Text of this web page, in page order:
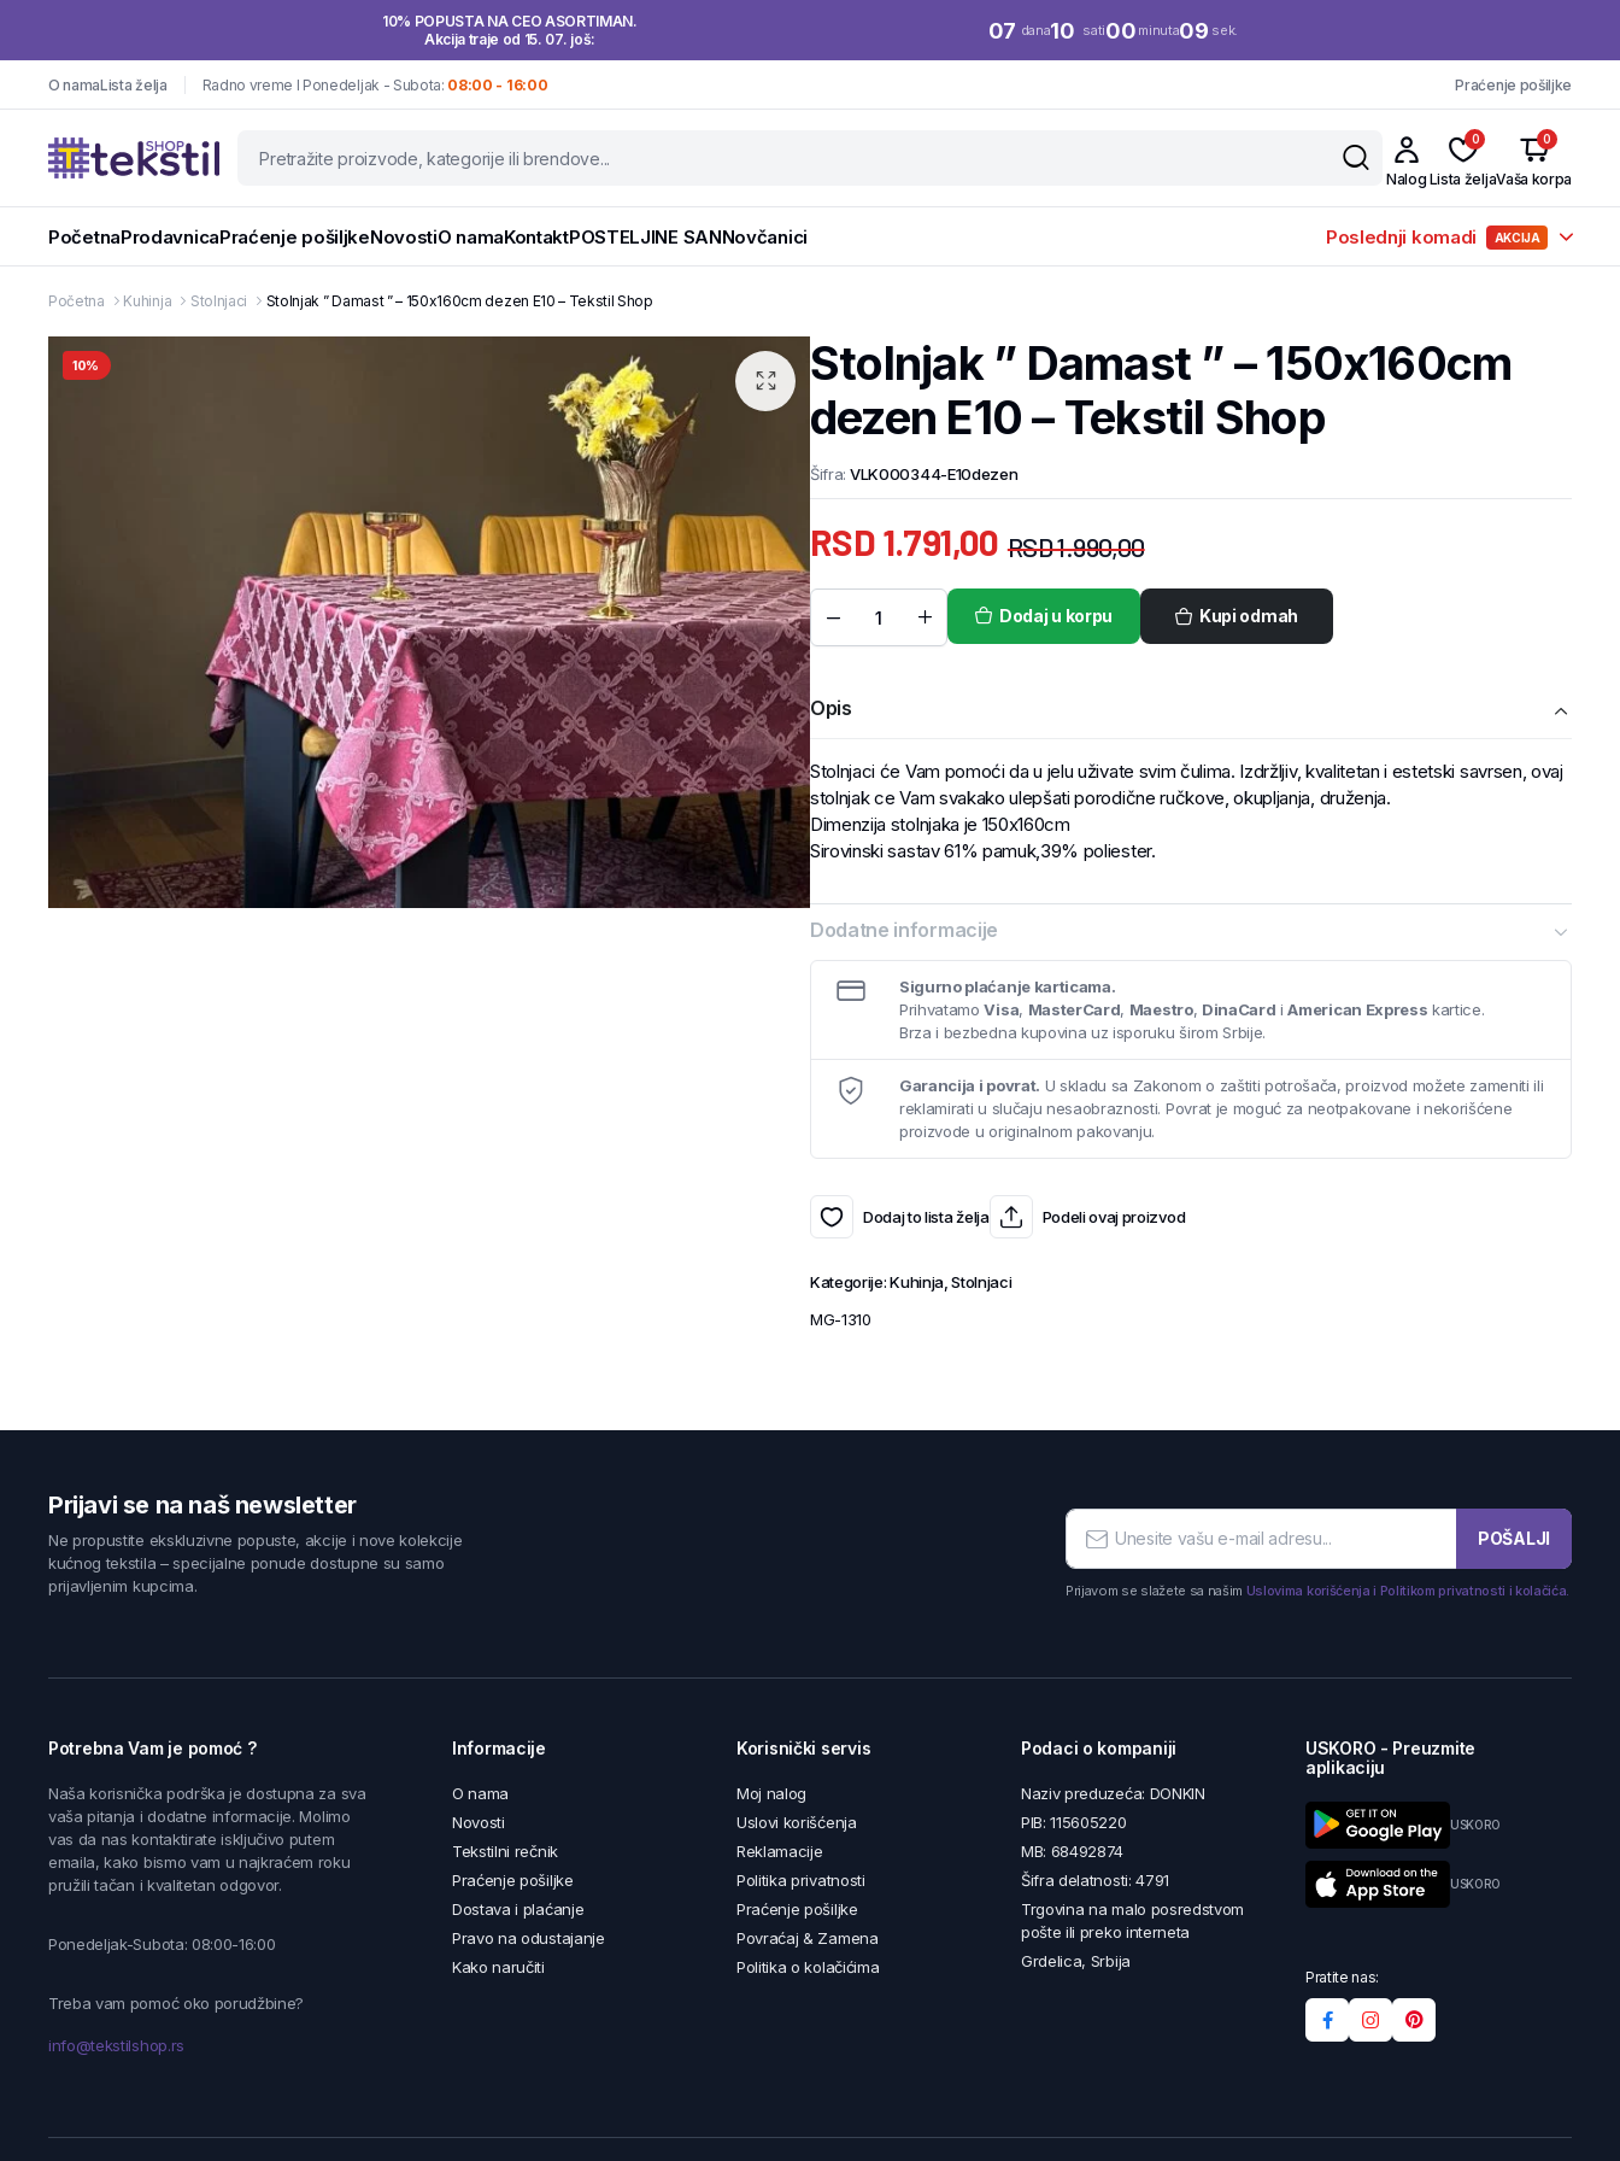
10% POPUSTA NA CEO ASORTIMAN.
Akcija traje od 15. 07. još:
07 dana10 sati00 minuta08 sek.
O namaLista želja Radno vreme I Ponedeljak - Subota: 08:00 - 16:00 Praćenje pošiljke
Nalog
0
Lista želja
0
Vaša korpa
PočetnaProdavnicaPraćenje pošiljkeNovostiO namaKontaktPOSTELJINE SANNovčanici Poslednji komadi AKCIJA
Početna Kuhinja Stolnjaci Stolnjak ” Damast ” – 150x160cm dezen E10 – Tekstil Shop
10%
Stolnjak ” Damast ” – 150x160cm
dezen E10 – Tekstil Shop
Šifra: VLK000344-E10dezen
RSD1.990,00
RSD1.791,00
Dodaj u korpu Kupi odmah
Opis
Stolnjaci će Vam pomoći da u jelu uživate svim čulima. Izdržljiv, kvalitetan i estetski savrsen, ovaj
stolnjak ce Vam svakako ulepšati porodične ručkove, okupljanja, druženja.
Dimenzija stolnjaka je 150x160cm
Sirovinski sastav 61% pamuk,39% poliester.
Dodatne informacije
Sigurno plaćanje karticama.
PrihvatamoVisa, MasterCard, Maestro, DinaCard iAmerican Express kartice.
Brza i bezbedna kupovina uz isporuku širom Srbije.
Garancija i povrat. U skladu sa Zakonom o zaštiti potrošača, proizvod možete zameniti ili
reklamirati u slučaju nesaobraznosti. Povrat je moguć za neotpakovane i nekorišćene
proizvode u originalnom pakovanju.
Dodaj to lista želja Podeli ovaj proizvod
Kategorije:Kuhinja,Stolnjaci
MG-1310
Prijavi se na naš newsletter
Ne propustite ekskluzivne popuste, akcije i nove kolekcije
kućnog tekstila – specijalne ponude dostupne su samo
prijavljenim kupcima.
POŠALJI
Prijavom se slažete sa našim Uslovima korišćenja i Politikom privatnosti i kolačića.
Potrebna Vam je pomoć ?
Naša korisnička podrška je dostupna za sva
vaša pitanja i dodatne informacije. Molimo
vas da nas kontaktirate isključivo putem
emaila, kako bismo vam u najkraćem roku
pružili tačan i kvalitetan odgovor.
Ponedeljak-Subota: 08:00-16:00
Treba vam pomoć oko porudžbine?
info@tekstilshop.rs
Informacije
O nama
Novosti
Tekstilni rečnik
Praćenje pošiljke
Dostava i plaćanje
Pravo na odustajanje
Kako naručiti
Korisnički servis
Moj nalog
Uslovi korišćenja
Reklamacije
Politika privatnosti
Praćenje pošiljke
Povraćaj & Zamena
Politika o kolačićima
Podaci o kompaniji
Naziv preduzeća: DONKIN
PIB: 115605220
MB: 68492874
Šifra delatnosti: 4791
Trgovina na malo posredstvom
pošte ili preko interneta
Grdelica, Srbija
USKORO - Preuzmite
aplikaciju
USKORO
USKORO
Pratite nas: